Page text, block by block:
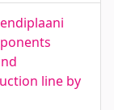
line by